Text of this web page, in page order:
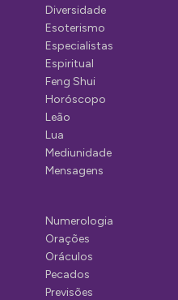
Diversidade
Esoterismo
Especialistas
Espiritual
Feng Shui
Horóscopo
Leão
Lua
Mediunidade
Mensagens
Numerologia
Orações
Oráculos
Pecados
Previsões